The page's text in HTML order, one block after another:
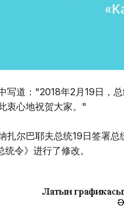
写道："2018年2月19日，
衷心地祝贺大家。"
扎尔巴耶夫总统19日签署
令》进行了修改。